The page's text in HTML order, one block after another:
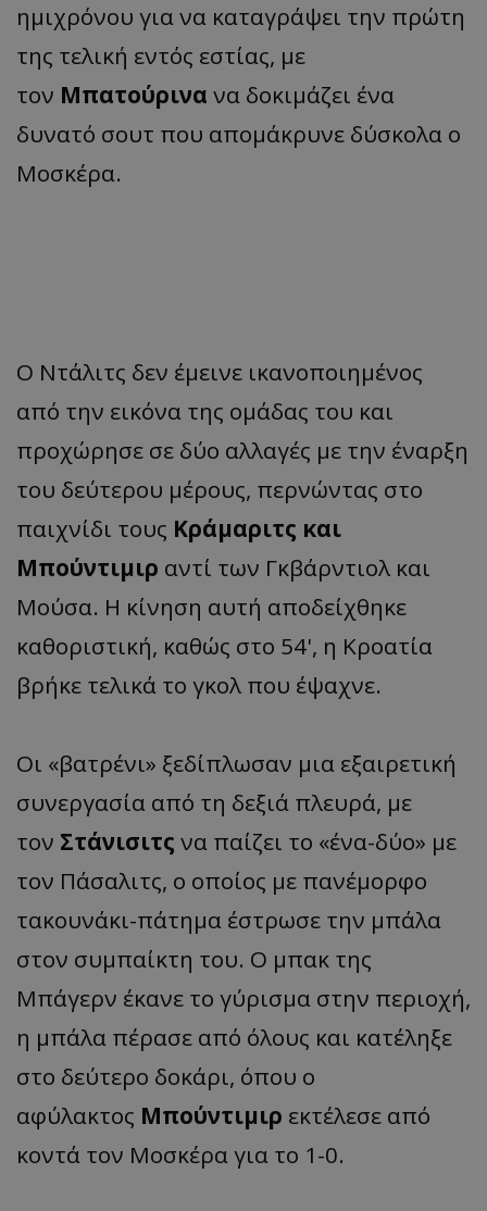
ημιχρόνου για να καταγράψει την πρώτη
της τελική εντός εστίας, με
τον Μπατούρινα να δοκιμάζει ένα
δυνατό σουτ που απομάκρυνε δύσκολα ο
Μοσκέρα.
Ο Ντάλιτς δεν έμεινε ικανοποιημένος
από την εικόνα της ομάδας του και
προχώρησε σε δύο αλλαγές με την έναρξη
του δεύτερου μέρους, περνώντας στο
παιχνίδι τους Κράμαριτς και
Μπούντιμιρ αντί των Γκβάρντιολ και
Μούσα. Η κίνηση αυτή αποδείχθηκε
καθοριστική, καθώς στο 54', η Κροατία
βρήκε τελικά το γκολ που έψαχνε.
Οι «βατρένι» ξεδίπλωσαν μια εξαιρετική
συνεργασία από τη δεξιά πλευρά, με
τον Στάνισιτς να παίζει το «ένα-δύο» με
τον Πάσαλιτς, ο οποίος με πανέμορφο
τακουνάκι-πάτημα έστρωσε την μπάλα
στον συμπαίκτη του. Ο μπακ της
Μπάγερν έκανε το γύρισμα στην περιοχή,
η μπάλα πέρασε από όλους και κατέληξε
στο δεύτερο δοκάρι, όπου ο
αφύλακτος Μπούντιμιρ εκτέλεσε από
κοντά τον Μοσκέρα για το 1-0.